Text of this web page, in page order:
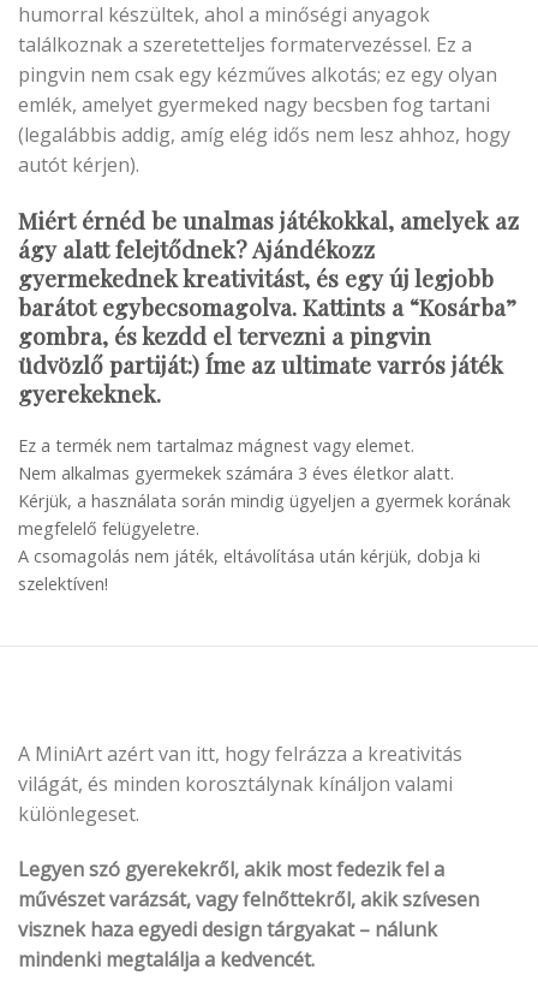
humorral készültek, ahol a minőségi anyagok
találkoznak a szeretetteljes formatervezéssel. Ez a
pingvin nem csak egy kézműves alkotás; ez egy olyan
emlék, amelyet gyermeked nagy becsben fog tartani
(legalábbis addig, amíg elég idős nem lesz ahhoz, hogy
autót kérjen).
Miért érnéd be unalmas játékokkal, amelyek az
ágy alatt felejtődnek? Ajándékozz
gyermekednek kreativitást, és egy új legjobb
barátot egybecsomagolva.Kattints a “Kosárba”
gombra, és kezdd el tervezni a pingvin
üdvözlő partiját:) Íme az ultimate varrós játék
gyerekeknek.
Ez a termék nem tartalmaz mágnest vagy elemet.
Nem alkalmas gyermekek számára 3 éves életkor alatt.
Kérjük, a használata során mindig ügyeljen a gyermek korának
megfelelő felügyeletre.
A csomagolás nem játék, eltávolítása után kérjük, dobja ki
szelektíven!
A MiniArt azért van itt, hogy felrázza a kreativitás
világát, és minden korosztálynak kínáljon valami
különlegeset.
Legyen szó gyerekekről, akik most fedezik fel a
művészet varázsát, vagy felnőttekről, akik szívesen
visznek haza egyedi design tárgyakat – nálunk
mindenki megtalálja a kedvencét.